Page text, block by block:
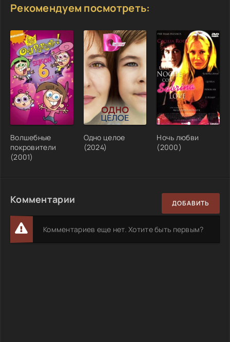
Рекомендуем посмотреть:
Волшебные
покровители
(2001)
Одно целое
(2024)
Ночь любви
(2000)
Комментарии ДОБАВИТЬ
Комментариев еще нет. Хотите быть первым?